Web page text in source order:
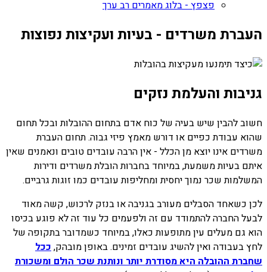
פצפץ - בלוג מאמרים רב ערך
העברת משרדים - בעיות ועקיצות נפוצות
גניבות והעלמת נזקים
חשוב להבין שיש בעיה של כוח אדם בתחום ההובלות ובכל תחום
שהוא עבודת כפיים או דורש מאמץ פיזי גבוה. תחום העברת
משרדים אינו יוצא מן הכלל - אין הרבה עובדים טובים ונאמנים שאין
איתם בעיות משמעת, במיוחד בחברות הובלת משרדים ודירות
המשלמות שכר נמוך יחסית ומחליפות עובדים כמו זוגות גרביים.
לכן כשאחד הסבלים מעורב בגניבה או בנזק לרכוש, קשה מאוד
לבעל החברה להתמודד עם זה ולפעמים כל עוד זה לא פוגע בכיסו
הוא גם מעלים עין מתופעות כאלו, במיוחד כשמדובר בתקופה של
לחץ בעבודה ואין להשיג עובדים זמינים. באופן מובהק, ככל
שחברת ההובלה היא מסודרת יותר ונותנת שכר הולם ומשכורת